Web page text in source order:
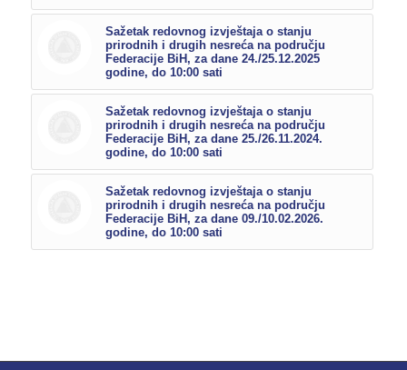
Sažetak redovnog izvještaja o stanju
prirodnih i drugih nesreća na području
Federacije BiH, za dane 24./25.12.2025
godine, do 10:00 sati
Sažetak redovnog izvještaja o stanju
prirodnih i drugih nesreća na području
Federacije BiH, za dane 25./26.11.2024.
godine, do 10:00 sati
Sažetak redovnog izvještaja o stanju
prirodnih i drugih nesreća na području
Federacije BiH, za dane 09./10.02.2026.
godine, do 10:00 sati